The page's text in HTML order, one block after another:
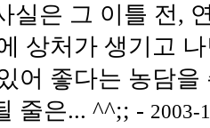
실은 그 이틀 전,
상처가 생기고
어 좋다는 농담
줄은... ^^;; - 2003-